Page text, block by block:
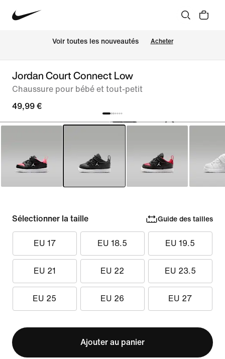
Voir toutes les nouveautés Acheter
Jordan Court Connect Low
Chaussure pour bébé et tout-petit
49,99 €
Sélectionner la taille Guide des tailles
EU 17 EU 18.5 EU 19.5
EU 21 EU 22 EU 23.5
EU 25 EU 26 EU 27
Ajouter au panier